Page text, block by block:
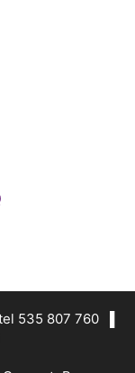
535 807 760 ▌